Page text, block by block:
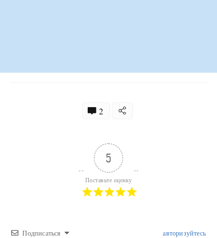
2
5
Поставьте оценку
Подписаться авторизуйтесь